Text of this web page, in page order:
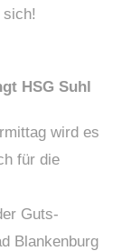
HSG Suhl
wird es
für die
Guts-
Blankenburg